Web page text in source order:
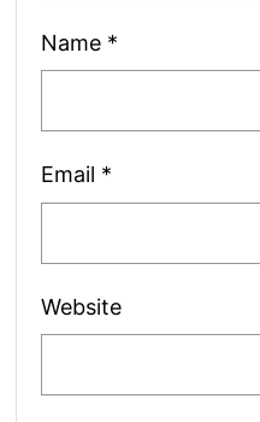
Name *
Email *
Website